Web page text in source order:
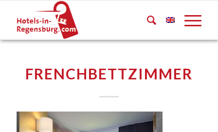
FRENCHBETTZIMMER